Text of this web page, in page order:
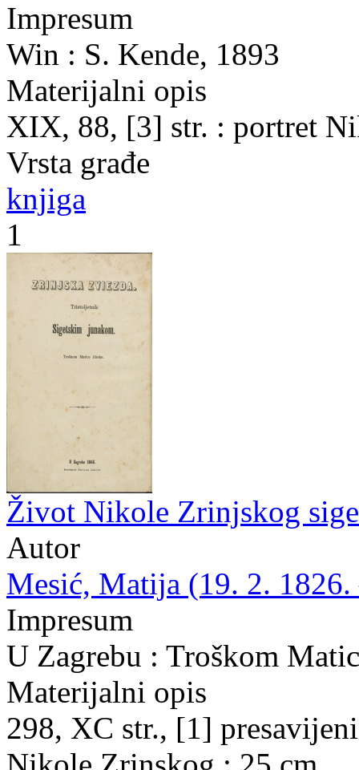
Impresum
Win : S. Kende, 1893
Materijalni opis
XIX, 88, [3] str. : portret
Vrsta građe
knjiga
1
Život Nikole Zrinjskog
Autor
Mesić, Matija (19. 2.
Impresum
U Zagrebu : Troškom
Materijalni opis
298, XC str., [1]